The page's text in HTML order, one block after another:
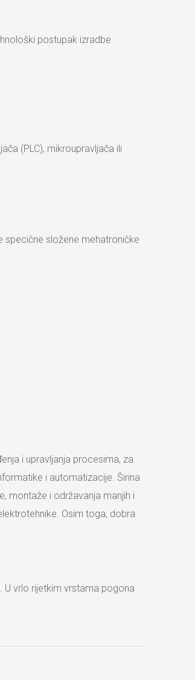
postupak izradbe
(PLC), mikroupravljača ili
složene mehatroničke
i upravljanja procesima, za
i automatizacije. Širina
montaže i održavanja manjih i
Osim toga, dobra
U vrlo rijetkim vrstama pogona